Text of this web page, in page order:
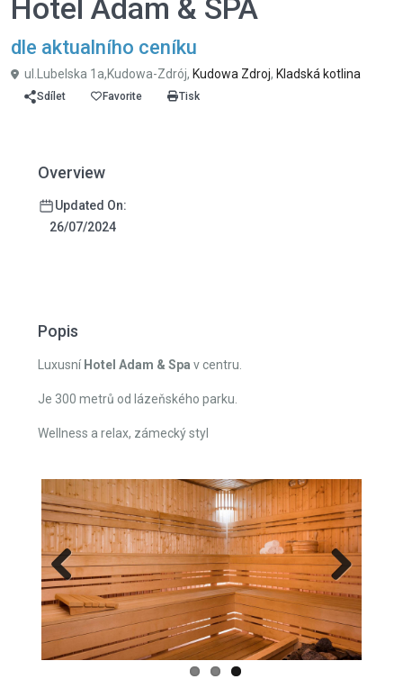
Hotel Adam & SPA
dle aktualního ceníku
ul.Lubelska 1a,Kudowa-Zdrój, Kudowa Zdroj, Kladská kotlina
Sdílet Favorite Tisk
Overview
Updated On:
26/07/2024
Popis
Luxusní Hotel Adam & Spa v centru.
Je 300 metrů od lázeňského parku.
Wellness a relax, zámecký styl
Previous Next